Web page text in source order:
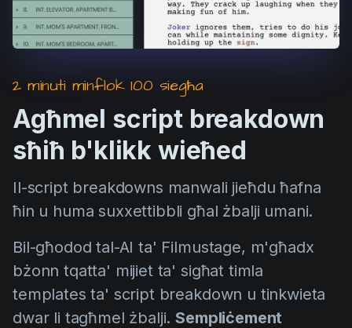
Vertical Drama
2 minuti minflok 100 siegħa
Agħmel script breakdown
sħiħ b'klikk wieħed
Il-script breakdowns manwali jieħdu ħafna
ħin u huma suxxettibbli għal żbalji umani.
Bil-għodod tal-AI ta' Filmustage, m'għadx
bżonn tqatta' mijiet ta' sigħat timla
templates ta' script breakdown u tinkwieta
dwar li tagħmel żbalji.Sempliċement